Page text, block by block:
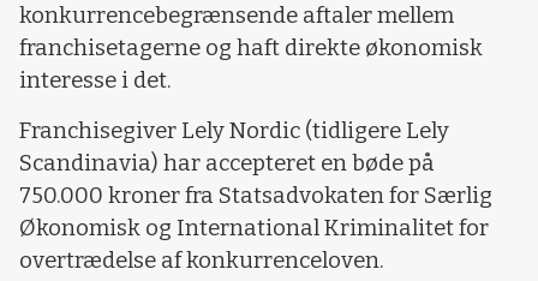
konkurrencebegrænsende aftaler mellem
franchisetagerne og haft direkte økonomisk
interesse i det.
Franchisegiver Lely Nordic (tidligere Lely
Scandinavia) har accepteret en bøde på
750.000 kroner fra Statsadvokaten for Særlig
Økonomisk og International Kriminalitet for
overtrædelse af konkurrenceloven.